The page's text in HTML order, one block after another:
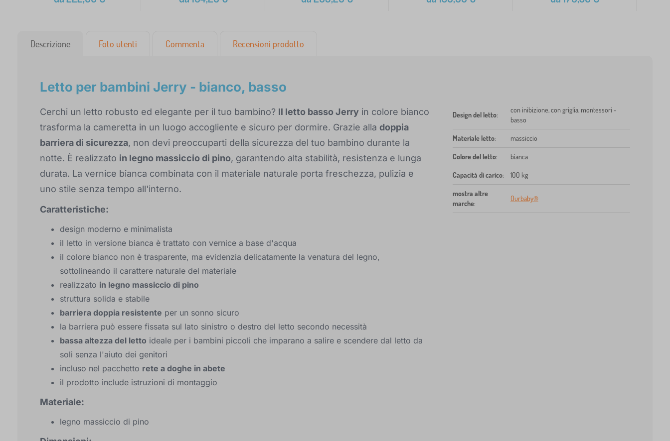
Descrizione Foto utenti Commenta Recensioni prodotto
Letto per bambini Jerry - bianco, basso
Cerchi un letto robusto ed elegante per il tuo bambino? Il letto basso Jerry in colore bianco
trasforma la cameretta in un luogo accogliente e sicuro per dormire. Grazie alla doppia
barriera di sicurezza, non devi preoccuparti della sicurezza del tuo bambino durante la
notte. È realizzato in legno massiccio di pino, garantendo alta stabilità, resistenza e lunga
durata. La vernice bianca combinata con il materiale naturale porta freschezza, pulizia e
uno stile senza tempo all'interno.
Caratteristiche:
design moderno e minimalista
il letto in versione bianca è trattato con vernice a base d'acqua
il colore bianco non è trasparente, ma evidenzia delicatamente la venatura del legno,
sottolineando il carattere naturale del materiale
realizzato in legno massiccio di pino
struttura solida e stabile
barriera doppia resistente per un sonno sicuro
la barriera può essere fissata sul lato sinistro o destro del letto secondo necessità
bassa altezza del letto ideale per i bambini piccoli che imparano a salire e scendere dal letto da
soli senza l'aiuto dei genitori
incluso nel pacchetto rete a doghe in abete
il prodotto include istruzioni di montaggio
Materiale:
legno massiccio di pino
Design del letto:
con inibizione, con griglia, montessori -
basso
Materiale letto: massiccio
Colore del letto: bianca
Capacità di carico: 100 kg
mostra altre
marche:
Ourbaby®